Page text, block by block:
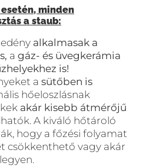
minden
a staub:
alkalmasak a
a gáz- és üvegkerámia
is!
a sütőben is
hőeloszlásnak
akár kisebb átmérőjű
A kiváló hőtároló
hogy a főzési folyamat
csökkenthető vagy akár